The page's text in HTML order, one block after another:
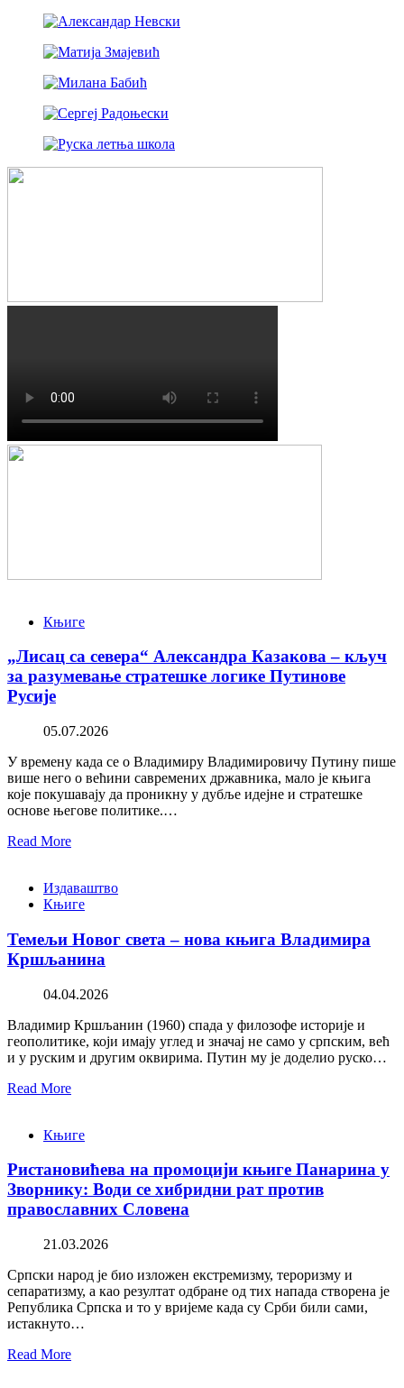
Књиге
„Лисац са севера“ Александра Казакова – кључ
за разумевање стратешке логике Путинове
Русије
05.07.2026
У времену када се о Владимиру Владимировичу Путину пише
више него о већини савремених државника, мало је књига
које покушавају да проникну у дубље идејне и стратешке
основе његове политике.…
Read More
Издаваштво
Књиге
Темељи Новог света – нова књига Владимира
Кршљанина
04.04.2026
Владимир Кршљанин (1960) спада у филозофе историје и
геополитике, који имају углед и значај не само у српским, већ
и у руским и другим оквирима. Путин му је доделио руско…
Read More
Књиге
Ристановићева на промоцији књиге Панарина у
Зворнику: Води се хибридни рат против
православних Словена
21.03.2026
Српски народ је био изложен екстремизму, тероризму и
сепаратизму, а као резултат одбране од тих напада створена је
Република Српска и то у вријеме када су Срби били сами,
истакнуто…
Read More